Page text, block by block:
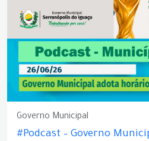
Governo Municipal
#Podcast – Governo